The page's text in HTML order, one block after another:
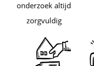
onderzoek altijd
zorgvuldig